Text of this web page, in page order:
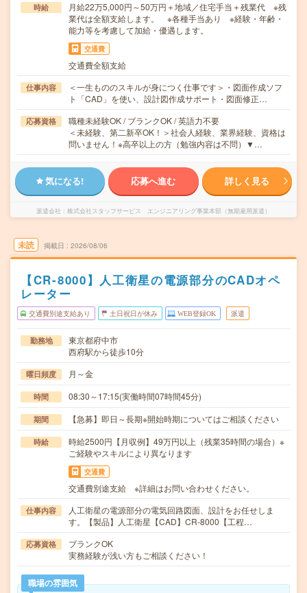
時給
月給22万5,000円～50万円＋地域／住宅手当＋残業代 ※残
業代は全額支給します。 ※各種手当あり ※経験・年齢・
能力等を考慮して加給・優遇します。
交通費
交通費全額支給
仕事内容
＜一生もののスキルが身につく仕事です＞・図面作成ソフ
ト「CAD」を使い、設計図作成サポート・図面修正…
応募資格
職種未経験OK / ブランクOK / 英語力不要
＜未経験、第二新卒OK！＞社会人経験、業界経験、資格は
問いません！※高卒以上の方（勉強内容は不問）▼…
気になる! 応募へ進む 詳しく見る
派遣会社 株式会社スタッフサービス エンジニアリング事業本部（無期雇用派遣）
未読 掲載日 2026/08/06
【CR-8000】人工衛星の電源部分のCADオペ
レーター
交通費別途支給あり 土日祝日が休み WEB登録OK 派遣
勤務地
東京都府中市
西府駅から徒歩10分
曜日頻度 月～金
時間 08:30～17:15(実働時間07時間45分)
期間 【急募】即日～長期※開始時期についてはご相談ください
時給
時給2500円【月収例】49万円以上（残業35時間の場合）※
ご経験やスキルにより異なります
交通費
交通費別途支給 ※詳細はお問い合わせください。
仕事内容
人工衛星の電源部分の電気回路図面、設計をお任せしま
す。【製品】人工衛星【CAD】CR‐8000【工程…
応募資格
ブランクOK
実務経験が浅い方もご相談ください！
職場の雰囲気